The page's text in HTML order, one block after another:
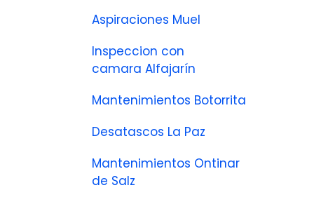
Aspiraciones Muel
Inspeccion con
camara Alfajarín
Mantenimientos Botorrita
Desatascos La Paz
Mantenimientos Ontinar
de Salz